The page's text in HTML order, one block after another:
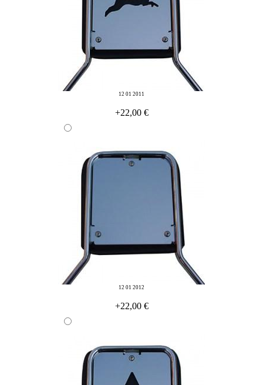
12 01 2011
+22,00 €
12 01 2012
+22,00 €